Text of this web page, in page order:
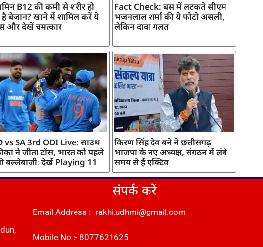
B12 की कमी से शरीर हो
है बेजान? खाने में शामिल करें ये
और देखें चमत्कार
Fact Check: बस में लटकते सीएम
भजनलाल शर्मा की ये फोटो असली,
लेकिन दावा गलत
vs SA 3rd ODI Live: साउथ
ने जीता टॉस, भारत को पहले
बल्लेबाजी; देखें Playing 11
किरण सिंह देव बने ने छत्तीसगढ़
भाजपा के नए अध्यक्ष, संगठन में लंबे
समय से हैं एक्टिव
संपर्क करें
Email Address :- rakhi.udhmi@gmail.com
Mobile No :- 8077621625